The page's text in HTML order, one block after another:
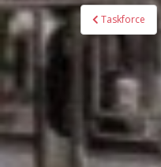
Bericht
Taskforce